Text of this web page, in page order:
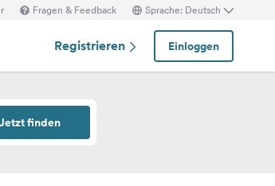
Fragen & Feedback Sprache: Deutsch
Registrieren Einloggen
finden